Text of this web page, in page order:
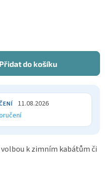
Přidat do košíku
11.08.2026
volbou k zimním kabátům či